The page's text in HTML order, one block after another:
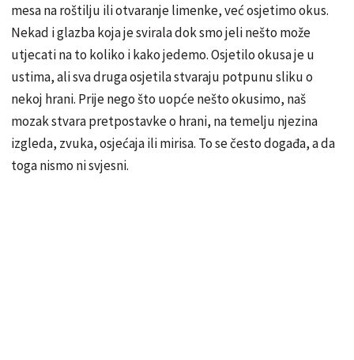
mesa na roštilju ili otvaranje limenke, već osjetimo okus.
Nekad i glazba koja je svirala dok smo jeli nešto može
utjecati na to koliko i kako jedemo. Osjetilo okusa je u
ustima, ali sva druga osjetila stvaraju potpunu sliku o
nekoj hrani. Prije nego što uopće nešto okusimo, naš
mozak stvara pretpostavke o hrani, na temelju njezina
izgleda, zvuka, osjećaja ili mirisa. To se često događa, a da
toga nismo ni svjesni.